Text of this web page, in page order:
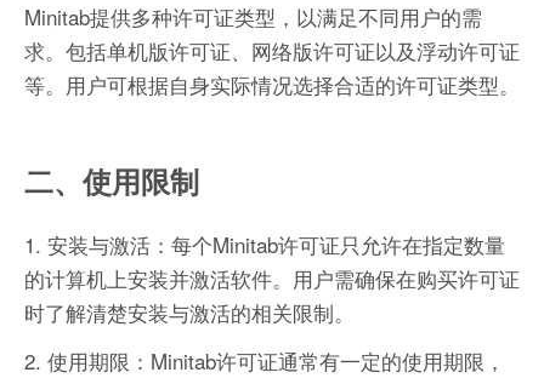
Minitab提供多种许可证类型，以满足不同用户的需
求。包括单机版许可证、网络版许可证以及浮动许可证
等。用户可根据自身实际情况选择合适的许可证类型。
二、使用限制
1. 安装与激活：每个Minitab许可证只允许在指定数量
的计算机上安装并激活软件。用户需确保在购买许可证
时了解清楚安装与激活的相关限制。
2. 使用期限：Minitab许可证通常有一定的使用期限，